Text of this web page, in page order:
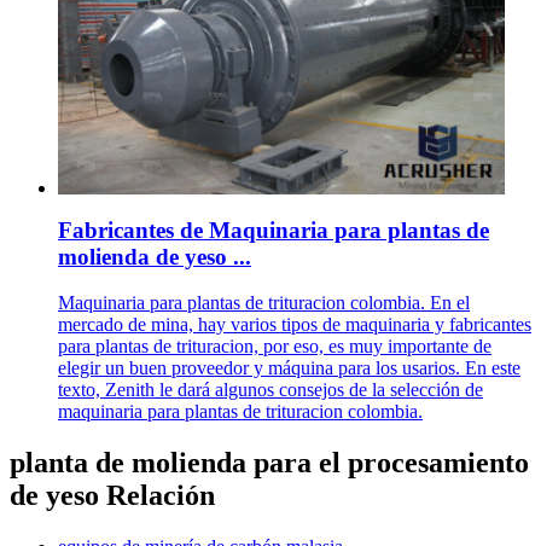
Fabricantes de Maquinaria para plantas de
molienda de yeso ...
Maquinaria para plantas de trituracion colombia. En el
mercado de mina, hay varios tipos de maquinaria y fabricantes
para plantas de trituracion, por eso, es muy importante de
elegir un buen proveedor y máquina para los usarios. En este
texto, Zenith le dará algunos consejos de la selección de
maquinaria para plantas de trituracion colombia.
planta de molienda para el procesamiento
de yeso Relación